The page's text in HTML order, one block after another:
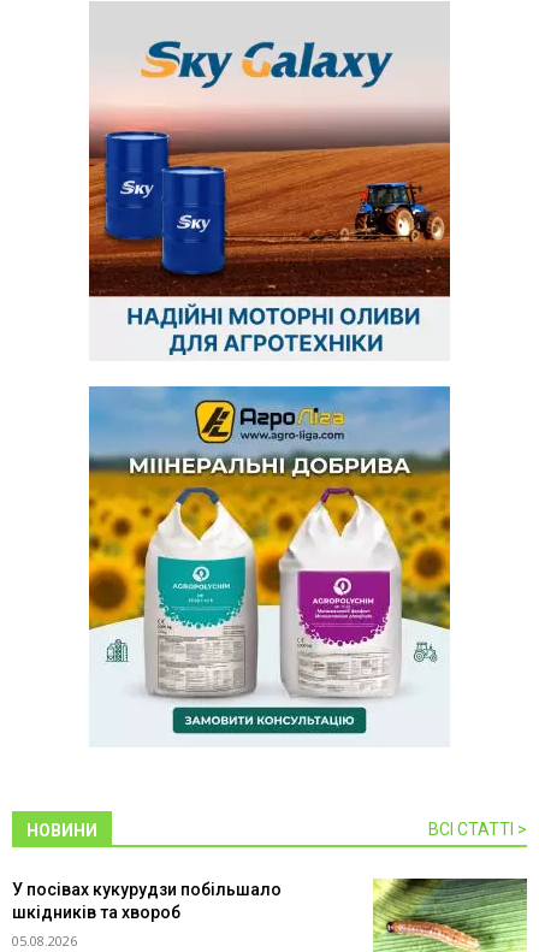
НОВИНИ ВСІ СТАТТІ >
У посівах кукурудзи побільшало
шкідників та хвороб
05.08.2026